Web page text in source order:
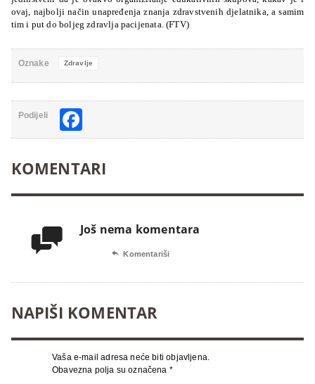
ovaj, najbolji način unapređenja znanja zdravstvenih djelatnika, a samim
tim i put do boljeg zdravlja pacijenata. (FTV)
Oznake Zdravlje
Podijeli
KOMENTARI
 Još nema komentara
 Komentariši
NAPIŠI KOMENTAR
Vaša e-mail adresa neće biti objavljena.
Obavezna polja su označena *